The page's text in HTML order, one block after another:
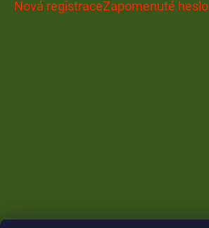
Nová registraceZapomenuté heslo